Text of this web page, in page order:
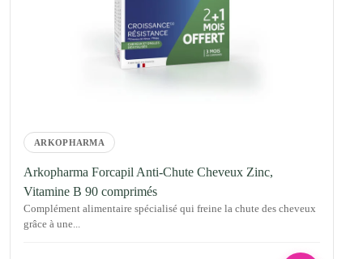
ARKOPHARMA
Arkopharma Forcapil Anti-Chute Cheveux Zinc,
Vitamine B 90 comprimés
Complément alimentaire spécialisé qui freine la chute des cheveux
grâce à une...